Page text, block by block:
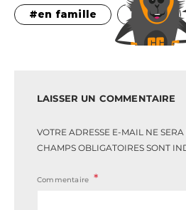
en famille kids
LAISSER UN COMMENTAIRE
VOTRE ADRESSE E-MAIL NE
CHAMPS OBLIGATOIRES SONT
Commentaire